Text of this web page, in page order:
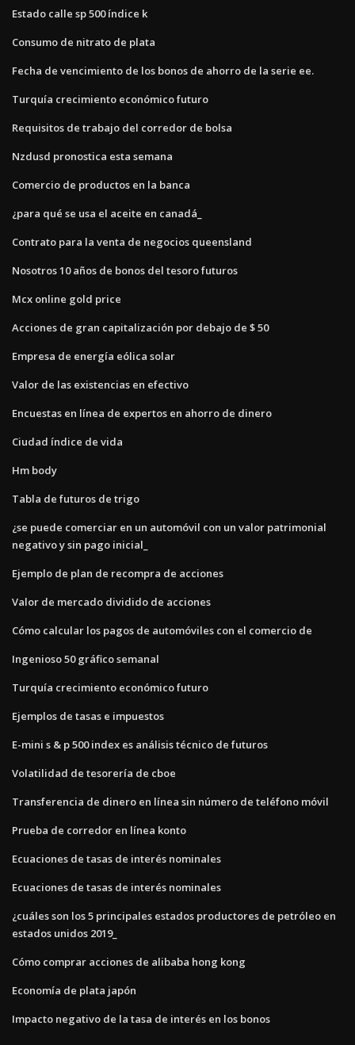
Estado calle sp 500 índice k
Consumo de nitrato de plata
Fecha de vencimiento de los bonos de ahorro de la serie ee.
Turquía crecimiento económico futuro
Requisitos de trabajo del corredor de bolsa
Nzdusd pronostica esta semana
Comercio de productos en la banca
¿para qué se usa el aceite en canadá_
Contrato para la venta de negocios queensland
Nosotros 10 años de bonos del tesoro futuros
Mcx online gold price
Acciones de gran capitalización por debajo de $ 50
Empresa de energía eólica solar
Valor de las existencias en efectivo
Encuestas en línea de expertos en ahorro de dinero
Ciudad índice de vida
Hm body
Tabla de futuros de trigo
¿se puede comerciar en un automóvil con un valor patrimonial
negativo y sin pago inicial_
Ejemplo de plan de recompra de acciones
Valor de mercado dividido de acciones
Cómo calcular los pagos de automóviles con el comercio de
Ingenioso 50 gráfico semanal
Turquía crecimiento económico futuro
Ejemplos de tasas e impuestos
E-mini s & p 500 index es análisis técnico de futuros
Volatilidad de tesorería de cboe
Transferencia de dinero en línea sin número de teléfono móvil
Prueba de corredor en línea konto
Ecuaciones de tasas de interés nominales
Ecuaciones de tasas de interés nominales
¿cuáles son los 5 principales estados productores de petróleo en
estados unidos 2019_
Cómo comprar acciones de alibaba hong kong
Economía de plata japón
Impacto negativo de la tasa de interés en los bonos